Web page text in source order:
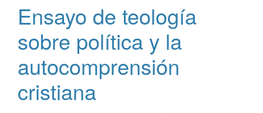
Ensayo de teología
sobre política y la
autocomprensión
cristiana